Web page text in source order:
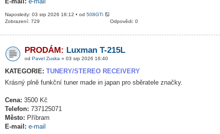
Naposledy: 03 srp 2026 18:12 • od 508GTi
Odpovědi: 0
Zobrazení: 729
PRODÁM: Luxman T-215L
od Pavel Zuska » 03 srp 2026 16:40
KATEGORIE: TUNERY/STEREO RECEIVERY
Krásný plně funkční tuner made in japan pro sběratele značky.
Cena: 3500 Kč
Telefon: 737125071
Město: Příbram
E-mail: e-mail